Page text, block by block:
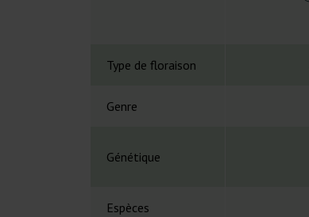
Type de floraison
Genre
Génétique
Espèces